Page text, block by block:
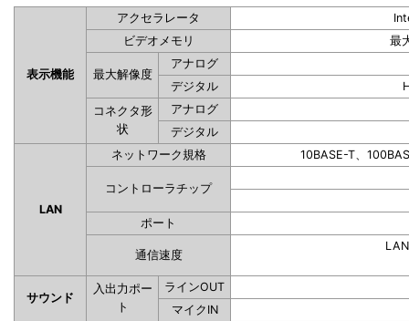
表示機能
アクセラレータ
ビデオメモリ
最
最大解像度
アナログ
デジタル
コネクタ形
状
アナログ
デジタル
LAN
ネットワーク規格 10BASE-T、
コントローラチップ
ポート
通信速度
サウンド
入出力ポー
ト
ラインOUT
マイクIN